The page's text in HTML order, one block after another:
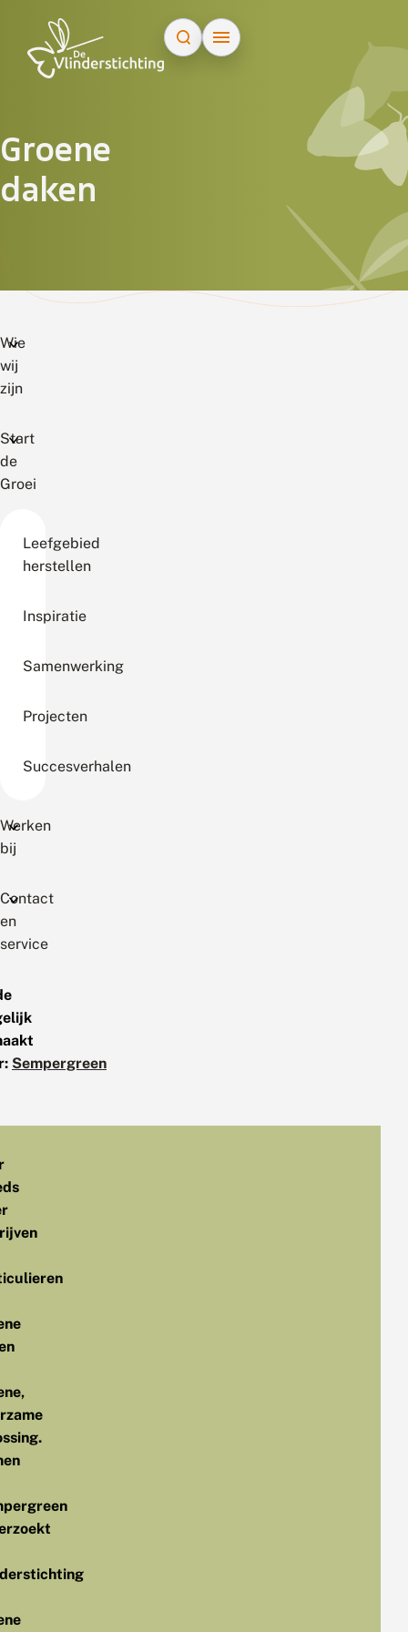
Groene
daken
Wie
wij
zijn
Start
de
Groei
Leefgebied
herstellen
Inspiratie
Samenwerking
Projecten
Succesverhalen
Werken
bij
Contact
en
service
Sempergreen